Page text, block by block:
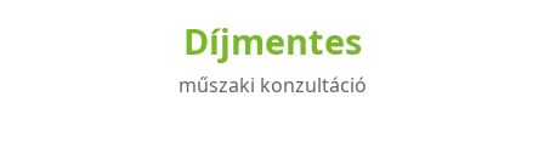
Díjmentes
műszaki konzultáció